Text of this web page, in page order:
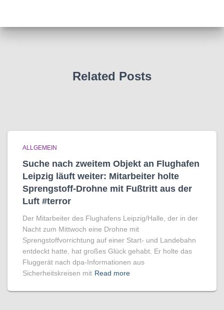
Related Posts
ALLGEMEIN
Suche nach zweitem Objekt an Flughafen
Leipzig läuft weiter: Mitarbeiter holte
Sprengstoff-Drohne mit Fußtritt aus der
Luft #terror
Der Mitarbeiter des Flughafens Leipzig/Halle, der in der
Nacht zum Mittwoch eine Drohne mit
Sprengstoffvorrichtung auf einer Start- und Landebahn
entdeckt hatte, hat großes Glück gehabt. Er holte das
Fluggerät nach dpa-Informationen aus
Sicherheitskreisen mit Read more